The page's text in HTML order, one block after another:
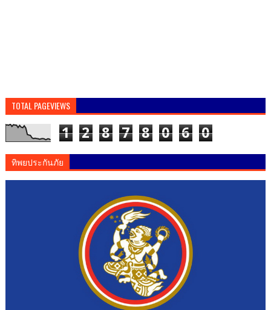
TOTAL PAGEVIEWS
1 2 8 7 8 0 6 0
ทิพยประกันภัย